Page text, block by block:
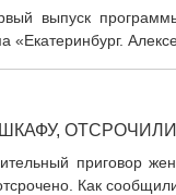
выпуск
«Екатеринбург.
приговор
Как